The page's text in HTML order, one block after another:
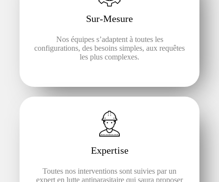
Sur-Mesure
Nos équipes s’adaptent à toutes les
configurations, des besoins simples, aux requêtes
les plus complexes.
Expertise
Toutes nos interventions sont suivies par un
expert en lutte antiparasitaire qui saura proposer